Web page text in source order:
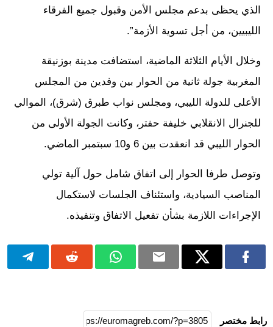
الذي يحظى بدعم مجلس الأمن وقبول جميع الفرقاء
الليبيين، من أجل تسوية الأزمة”.
وخلال الأيام الثلاثة الماضية، استضافت مدينة بوزنيقة
المغربية جولة ثانية من الحوار بين وفدين من المجلس
الأعلى للدولة الليبي، ومجلس نواب طبرق (شرق)، الموالي
للجنرال الانقلابي خليفة حفتر، وكانت الجولة الأولى من
الحوار الليبي قد انعقدت بين 6 و10 سبتمبر الماضي.
وتوصل طرفا الحوار إلى اتفاق شامل حول آلية تولي
المناصب السيادية، واستئناف الجلسات لاستكمال
الإجراءات اللازمة بشأن تفعيل الاتفاق وتنفيذه.
رابط مختصر